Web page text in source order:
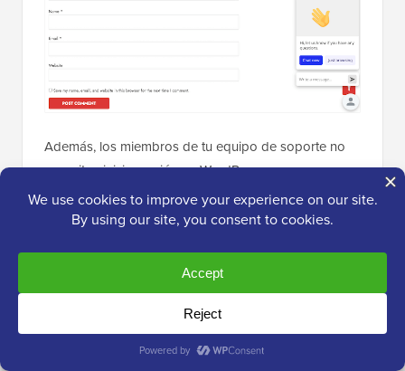
Además, los miembros de tu equipo de soporte no
necesitan iniciar sesión en WordPress para usar
LiveChat. En su lugar, pueden usar la aplicación
LiveChat en sus computadoras portátiles o
LiveChat es rápido y fácil de usar para tus visitantes y
tu equipo de soporte. Te permite convertir
rápidamente clientes potenciales en clientes al
responder preguntas de preventa de inmediato.